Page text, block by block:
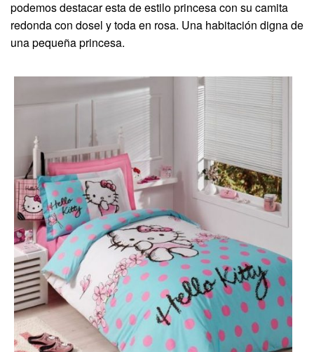
podemos destacar esta de estilo princesa con su camita
redonda con dosel y toda en rosa. Una habitación digna de
una pequeña princesa.